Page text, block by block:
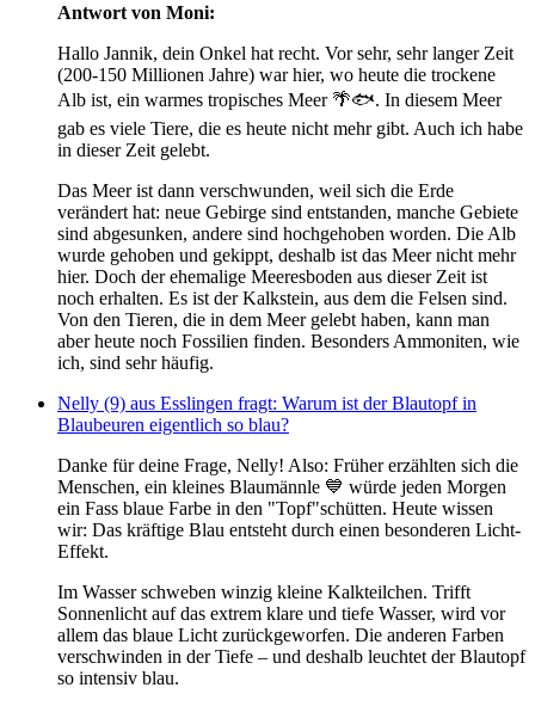
Antwort von Moni:
Hallo Jannik, dein Onkel hat recht. Vor sehr, sehr langer Zeit
(200-150 Millionen Jahre) war hier, wo heute die trockene
Alb ist, ein warmes tropisches Meer 🌴🐟. In diesem Meer
gab es viele Tiere, die es heute nicht mehr gibt. Auch ich habe
in dieser Zeit gelebt.
Das Meer ist dann verschwunden, weil sich die Erde
verändert hat: neue Gebirge sind entstanden, manche Gebiete
sind abgesunken, andere sind hochgehoben worden. Die Alb
wurde gehoben und gekippt, deshalb ist das Meer nicht mehr
hier. Doch der ehemalige Meeresboden aus dieser Zeit ist
noch erhalten. Es ist der Kalkstein, aus dem die Felsen sind.
Von den Tieren, die in dem Meer gelebt haben, kann man
aber heute noch Fossilien finden. Besonders Ammoniten, wie
ich, sind sehr häufig.
Nelly (9) aus Esslingen fragt: Warum ist der Blautopf in
Blaubeuren eigentlich so blau?
Danke für deine Frage, Nelly! Also: Früher erzählten sich die
Menschen, ein kleines Blaumännle 💙 würde jeden Morgen
ein Fass blaue Farbe in den "Topf"schütten. Heute wissen
wir: Das kräftige Blau entsteht durch einen besonderen Licht-
Effekt.
Im Wasser schweben winzig kleine Kalkteilchen. Trifft
Sonnenlicht auf das extrem klare und tiefe Wasser, wird vor
allem das blaue Licht zurückgeworfen. Die anderen Farben
verschwinden in der Tiefe – und deshalb leuchtet der Blautopf
so intensiv blau.